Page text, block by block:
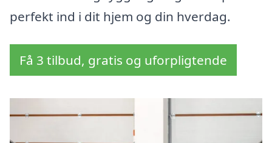
perfekt ind i dit hjem og din hverdag.
Få 3 tilbud, gratis og uforpligtende